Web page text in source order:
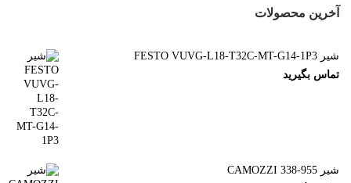
آخرین محصولات
شیر FESTO VUVG-L18-T32C-MT-G14-1P3
تماس بگیرید
شیر CAMOZZI 338-955